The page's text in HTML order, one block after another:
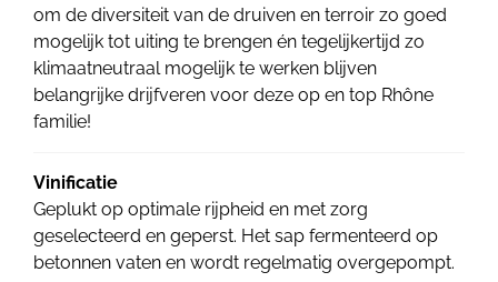
om de diversiteit van de druiven en terroir zo goed
mogelijk tot uiting te brengen én tegelijkertijd zo
klimaatneutraal mogelijk te werken blijven
belangrijke drijfveren voor deze op en top Rhône
familie!
Vinificatie
Geplukt op optimale rijpheid en met zorg
geselecteerd en geperst. Het sap fermenteerd op
betonnen vaten en wordt regelmatig overgepompt.